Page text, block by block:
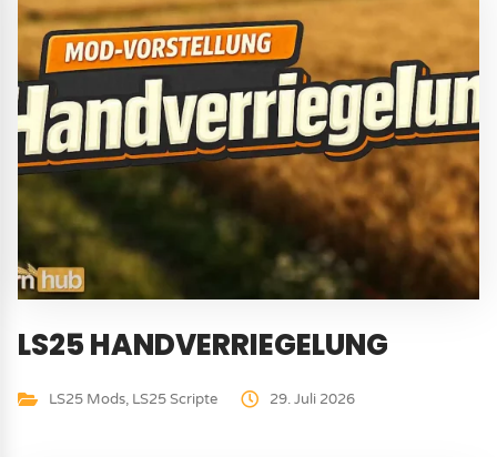
LS25 HANDVERRIEGELUNG
LS25 Mods, LS25 Scripte 29. Juli 2026